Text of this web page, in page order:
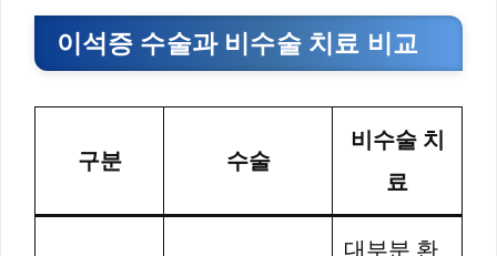
이석증 수술과 비수술 치료 비교
구분 수술
비수술 치
료
대부분 환